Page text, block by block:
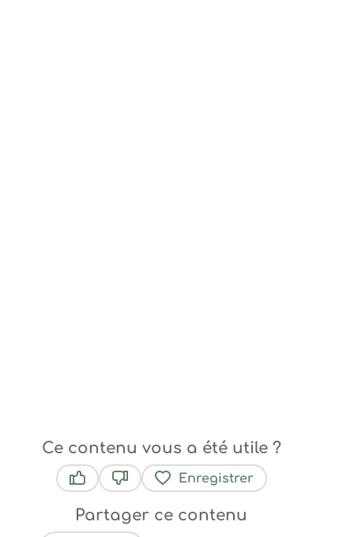
Ce contenu vous a été utile ?
Enregistrer
Partager ce contenu